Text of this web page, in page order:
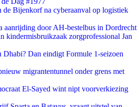
de Bijenkorf na cyberaanval op logistiek
aanrijding door AH-bestelbus in Dordrecht
kindermisbruikzaak zorgprofessional Jan
Dhabi? Dan eindigt Formule 1-seizoen
migrantentunnel onder grens met
El-Sayed wint nipt voorverkiezing